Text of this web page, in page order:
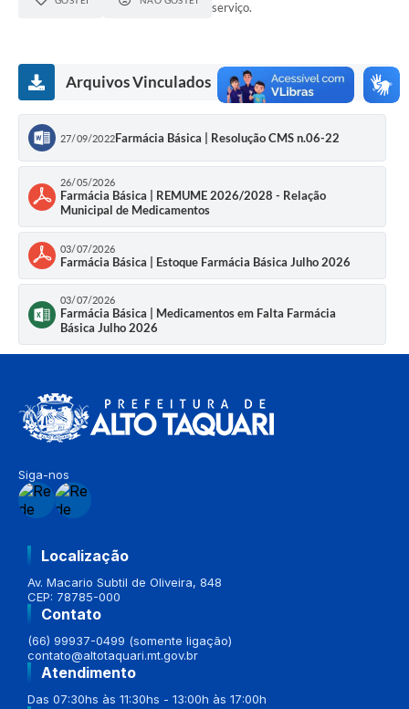
serviço.
Arquivos Vinculados
27/09/2022Farmácia Básica | Resolução CMS n.06-22
26/05/2026
Farmácia Básica | REMUME 2026/2028 - Relação
Municipal de Medicamentos
03/07/2026
Farmácia Básica | Estoque Farmácia Básica Julho 2026
03/07/2026
Farmácia Básica | Medicamentos em Falta Farmácia
Básica Julho 2026
Siga-nos
Localização
Av. Macario Subtil de Oliveira, 848
CEP: 78785-000
Contato
(66) 99937-0499 (somente ligação)
contato@altotaquari.mt.gov.br
Atendimento
Das 07:30hs às 11:30hs - 13:00h às 17:00h